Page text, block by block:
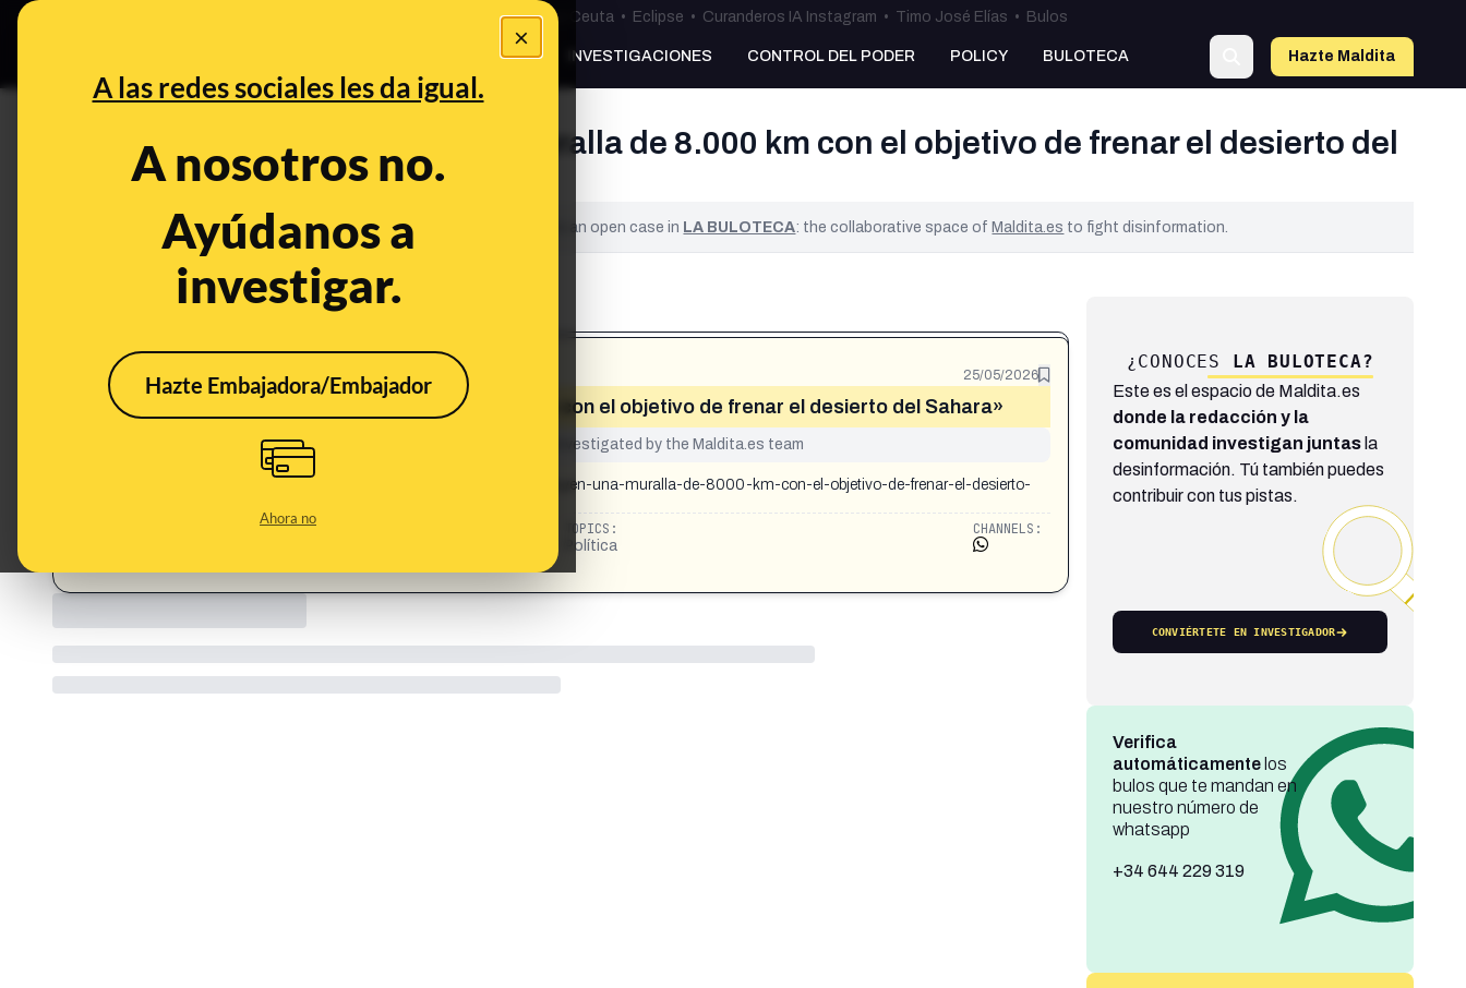
×
A las redes sociales les da igual.
A nosotros no.
Ayúdanos a
investigar.
Hazte Embajadora/Embajador
Ahora no
Especial Ceuta•Bulos Ceuta • Eclipse • Curanderos IA Instagram • Timo José Elías • Bulos
PREBUNKING INVESTIGACIONES CONTROL DEL PODER POLICY BULOTECA Hazte Maldita
¿Once países construyen una muralla de 8.000 km con el objetivo de frenar el desierto del
Sahara?
This content has NOT yet been verified. It is an open case in LA BULOTECA: the collaborative space ofMaldita.es to fight disinformation.
What's being said: 25/05/2026
«Once países construyen una muralla de 8.000 km con el objetivo de frenar el desierto del Sahara»
This content has not yet been investigated by the Maldita.es team
https://www.lanacion.com.ar/el-mundo/africa-unida-11-paises-construyen-una-muralla-de-8000-km-con-el-objetivo-de-frenar-el-desierto-
TOPICS:
Política
CHANNELS:
¿CONOCES LA BULOTECA?
Este es el espacio de Maldita.es
donde la redacción y la
comunidad investigan juntasla
desinformación. Tú también puedes
contribuir con tus pistas.
CONVIÉRTETE EN INVESTIGADOR
Verifica
automáticamentelos
bulos que te mandan en
nuestro número de
whatsapp
+34 644 229 319